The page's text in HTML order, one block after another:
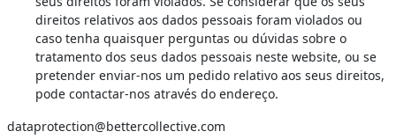
direitos relativos aos dados pessoais foram violados ou
caso tenha quaisquer perguntas ou dúvidas sobre o
tratamento dos seus dados pessoais neste website, ou se
pretender enviar-nos um pedido relativo aos seus direitos,
pode contactar-nos através do endereço.
dataprotection@bettercollective.com